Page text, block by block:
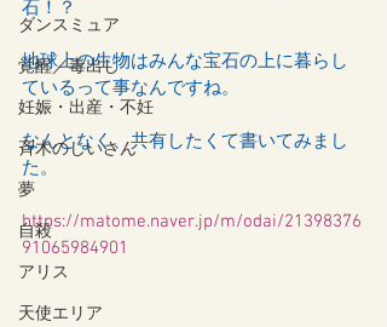
ダンスミュア
覚醒／毒出し
妊娠・出産・不妊
斉木のじいさん
夢
自殺
アリス
天使エリア
石！？
地球上の生物はみんな宝石の上に暮らし
ているって事なんですね。
なんとなく、共有したくて書いてみまし
た。
https://matome.naver.jp/m/odai/21398376
91065984901